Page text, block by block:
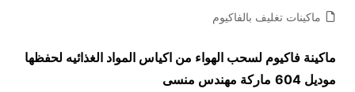
ماكينات تغليف بالفاكيوم
ماكينة فاكيوم لسحب الهواء من اكياس المواد الغذائيه لحفظها
موديل 604
ماركة مهندس منسى